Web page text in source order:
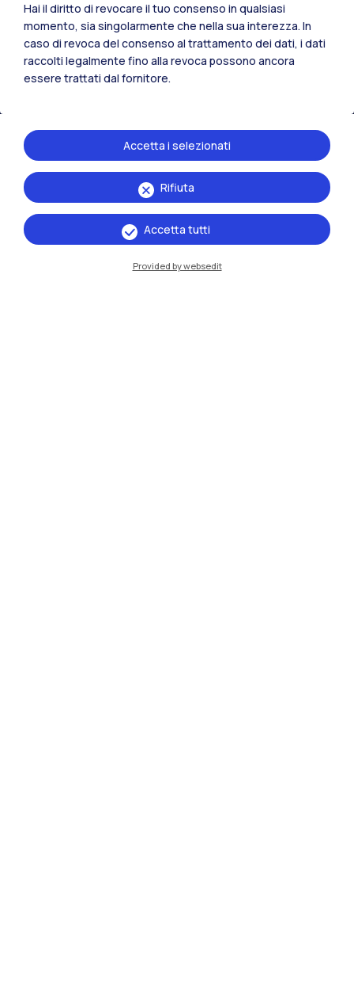
Residenze Frontiere
Hai il diritto di revocare il tuo consenso in qualsiasi
momento, sia singolarmente che nella sua interezza. In
caso di revoca del consenso al trattamento dei dati, i dati
raccolti legalmente fino alla revoca possono ancora
essere trattati dal fornitore.
Rifiuta
Accetta i selezionati
Accetta tutti
Provided by websedit